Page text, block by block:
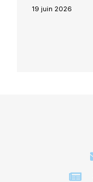
19 juin 2026